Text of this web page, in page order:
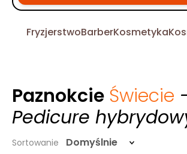
FryzjerstwoBarberKosmetyka
Paznokcie Świecie
Pedicure
Sortowanie Domyślnie